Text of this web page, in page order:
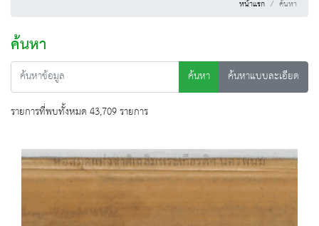
หน้าแรก ค้นหา
ค้นหา
ค้นหา
ค้นหาแบบละเอียด
รายการที่พบทั้งหมด 43,709 รายการ